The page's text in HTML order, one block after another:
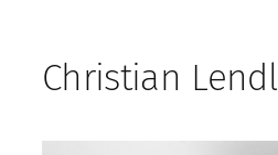
Christian Lendl